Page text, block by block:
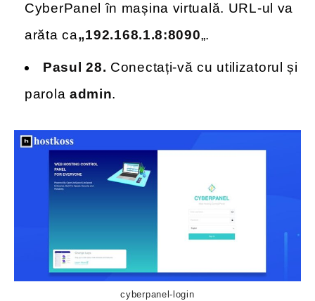
CyberPanel în mașina virtuală. URL-ul va
arăta ca„192.168.1.8:8090„.
Pasul 28. Conectați-vă cu utilizatorul și
parola admin.
cyberpanel-login